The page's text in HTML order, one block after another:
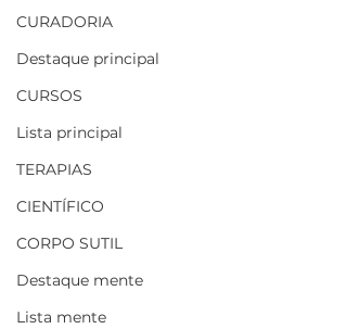
CURADORIA
Destaque principal
CURSOS
Lista principal
TERAPIAS
CIENTÍFICO
CORPO SUTIL
Destaque mente
Lista mente